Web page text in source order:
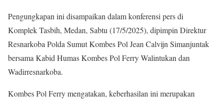
Pengungkapan ini disampaikan dalam konferensi pers di
Komplek Tasbih, Medan, Sabtu (17/5/2025), dipimpin Direktur
Resnarkoba Polda Sumut Kombes Pol Jean Calvijn Simanjuntak
bersama Kabid Humas Kombes Pol Ferry Walintukan dan
Wadirresnarkoba.
Kombes Pol Ferry mengatakan, keberhasilan ini merupakan